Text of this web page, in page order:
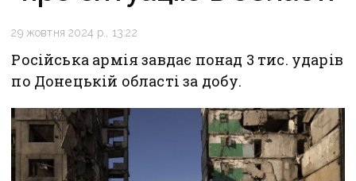
29 жовтня 2024 р., 13:22
Російська армія завдає понад 3 тис. ударів
по Донецькій області за добу.